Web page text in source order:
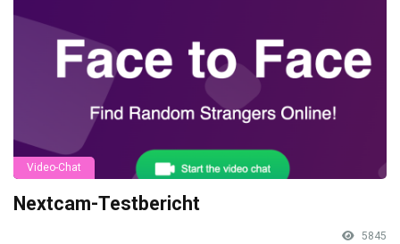
Video-Chat
Nextcam-Testbericht
5845